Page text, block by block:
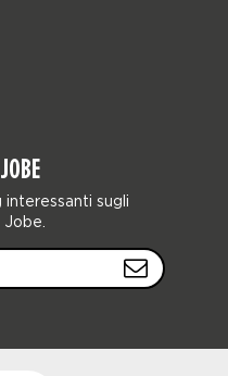
interessanti sugli